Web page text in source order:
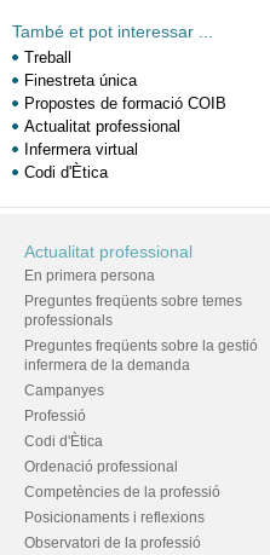
També et pot interessar ...
Treball
Finestreta única
Propostes de formació COIB
Actualitat professional
Infermera virtual
Codi d'Ètica
Actualitat professional
En primera persona
Preguntes freqüents sobre temes
professionals
Preguntes freqüents sobre la gestió
infermera de la demanda
Campanyes
Professió
Codi d'Ètica
Ordenació professional
Competències de la professió
Posicionaments i reflexions
Observatori de la professió